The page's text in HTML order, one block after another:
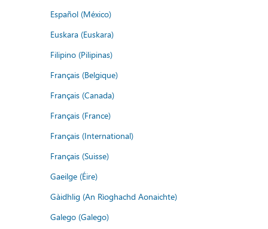
Español (México)
Euskara (Euskara)
Filipino (Pilipinas)
Français (Belgique)
Français (Canada)
Français (France)
Français (International)
Français (Suisse)
Gaeilge (Éire)
Gàidhlig (An Rìoghachd Aonaichte)
Galego (Galego)